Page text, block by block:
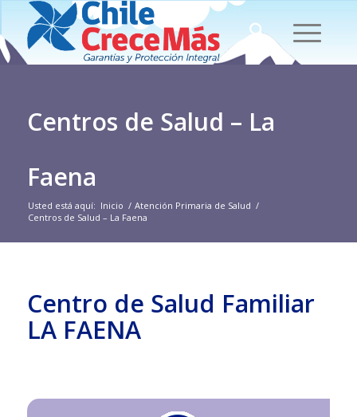
Centros de Salud – La
Faena
Usted está aquí: Inicio / Atención Primaria de Salud /
Centros de Salud – La Faena
Centro de Salud Familiar
LA FAENA